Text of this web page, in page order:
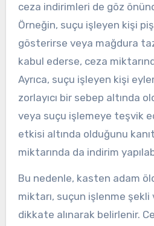
ceza indirimleri de göz
Örneğin, suçu işleyen kişi
gösterirse veya mağdura
kabul ederse, ceza
Ayrıca, suçu işleyen kişi
zorlayıcı bir sebep altında
veya suçu işlemeye teşvik
etkisi altında olduğunu
miktarında da indirim
Bu nedenle, kasten adam
miktarı, suçun işlenme
dikkate alınarak belirlenir.